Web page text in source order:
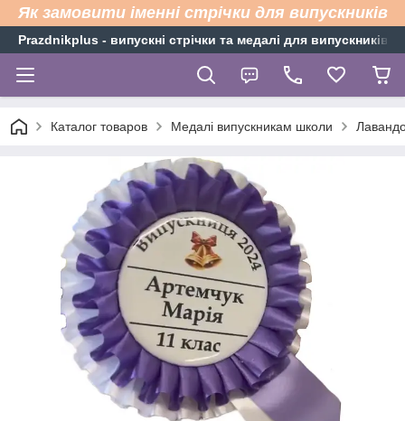
Як замовити іменні стрічки для випускників
Рrazdnikplus - випускні стрічки та медалі для випускників
Каталог товаров Медалі випускникам школи